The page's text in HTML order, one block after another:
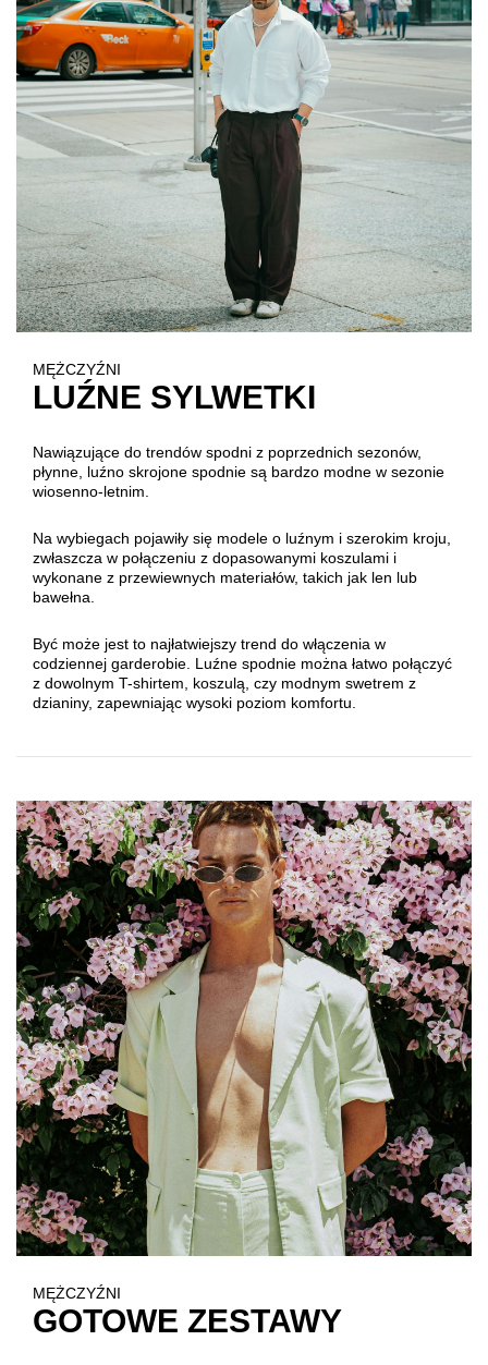
MĘŻCZYŹNI
LUŹNE SYLWETKI
Nawiązujące do trendów spodni z poprzednich sezonów,
płynne, luźno skrojone spodnie są bardzo modne w sezonie
wiosenno-letnim.
Na wybiegach pojawiły się modele o luźnym i szerokim kroju,
zwłaszcza w połączeniu z dopasowanymi koszulami i
wykonane z przewiewnych materiałów, takich jak len lub
bawełna.
Być może jest to najłatwiejszy trend do włączenia w
codziennej garderobie. Luźne spodnie można łatwo połączyć
z dowolnym T-shirtem, koszulą, czy modnym swetrem z
dzianiny, zapewniając wysoki poziom komfortu.
MĘŻCZYŹNI
GOTOWE ZESTAWY